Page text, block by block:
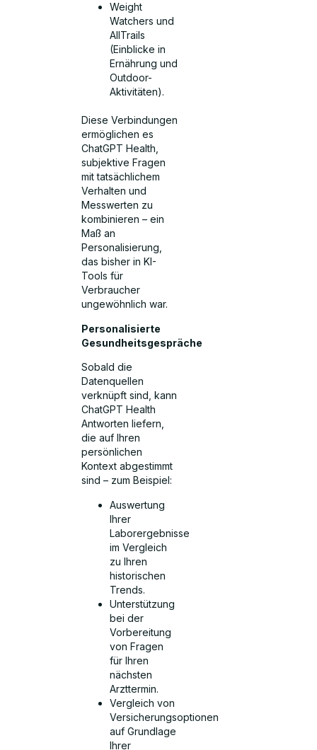
Weight
Watchers und
AllTrails
(Einblicke in
Ernährung und
Outdoor-
Aktivitäten).
Diese Verbindungen
ermöglichen es
ChatGPT Health,
subjektive Fragen
mit tatsächlichem
Verhalten und
Messwerten zu
kombinieren – ein
Maß an
Personalisierung,
das bisher in KI-
Tools für
Verbraucher
ungewöhnlich war.
Personalisierte
Gesundheitsgespräche
Sobald die
Datenquellen
verknüpft sind, kann
ChatGPT Health
Antworten liefern,
die auf Ihren
persönlichen
Kontext abgestimmt
sind – zum Beispiel:
Auswertung
Ihrer
Laborergebnisse
im Vergleich
zu Ihren
historischen
Trends.
Unterstützung
bei der
Vorbereitung
von Fragen
für Ihren
nächsten
Arzttermin.
Vergleich von
Versicherungsoptionen
auf Grundlage
Ihrer